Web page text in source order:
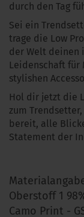
durch den Tag
Sei ein
trage die Low
der Welt
Leidenschaft für
stylishen
Hol dir jetzt die
zum
bereit, alle
Statement der
Oberstoff 1
Camo Print -